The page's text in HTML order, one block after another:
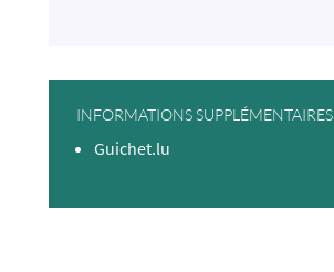
INFORMATIONS SUPPLÉMENTAIRES
Guichet.lu